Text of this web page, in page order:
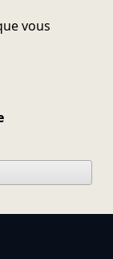
vous